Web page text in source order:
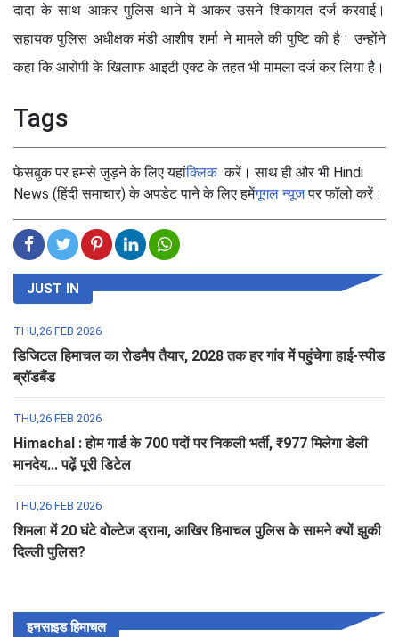
दादा के साथ आकर पुलिस थाने में आकर उसने शिकायत दर्ज करवाई।
सहायक पुलिस अधीक्षक मंडी आशीष शर्मा ने मामले की पुष्टि की है। उन्होंने
कहा कि आरोपी के खिलाफ आइटी एक्ट के तहत भी मामला दर्ज कर लिया है।
Tags
फेसबुक पर हमसे जुड़ने के लिए यहांक्लिककरें। साथ ही और भी Hindi
News (हिंदी समाचार) के अपडेट पाने के लिए हमेंगूगल न्यूजपर फॉलो करें।
JUST IN
THU,26 FEB 2026
डिजिटल हिमाचल का रोडमैप तैयार, 2028 तक हर गांव में पहुंचेगा हाई-स्पीड
ब्रॉडबैंड
THU,26 FEB 2026
Himachal : होम गार्ड के 700 पदों पर निकली भर्ती, ₹977 मिलेगा डेली
मानदेय... पढ़ें पूरी डिटेल
THU,26 FEB 2026
शिमला में 20 घंटे वोल्टेज ड्रामा, आखिर हिमाचल पुलिस के सामने क्यों झुकी
दिल्ली पुलिस?
इनसाइड हिमाचल